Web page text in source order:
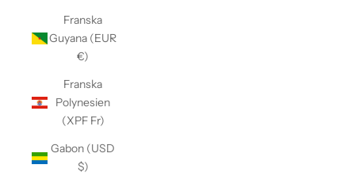
Franska
Guyana (EUR
€)
Franska
Polynesien
(XPF Fr)
Gabon (USD
$)